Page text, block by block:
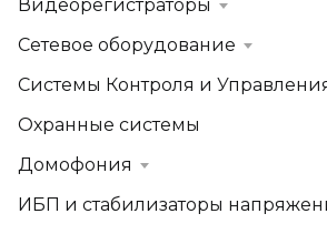
Видеорегистраторы
Сетевое оборудование
Системы Контроля и
Охранные системы
Домофония
ИБП и стабилизаторы